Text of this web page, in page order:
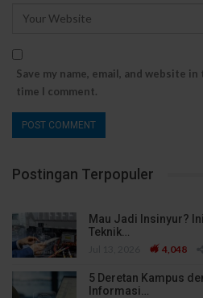
Save my name, email, and website
time I comment.
Postingan Terpopuler
Mau Jadi Insinyur?
Teknik…
4,048
5 Deretan Kampus
Informasi…